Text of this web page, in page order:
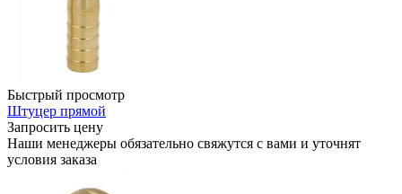
Быстрый просмотр
Штуцер прямой
Запросить цену
Наши менеджеры обязательно свяжутся с вами и уточнят
условия заказа